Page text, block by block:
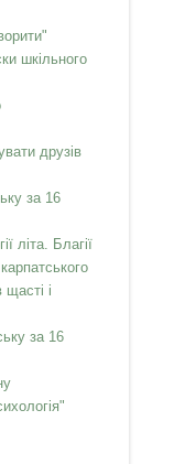
шкільного
друзів
за 16
літа. Благії
і
за 16